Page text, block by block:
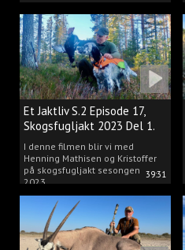
39:31
Et Jaktliv S.2 Episode 17,
Skogsfugljakt 2023 Del 1.
I denne filmen blir vi med
Henning Mathisen og Kristoffer
på skogsfugljakt sesongen
2023.